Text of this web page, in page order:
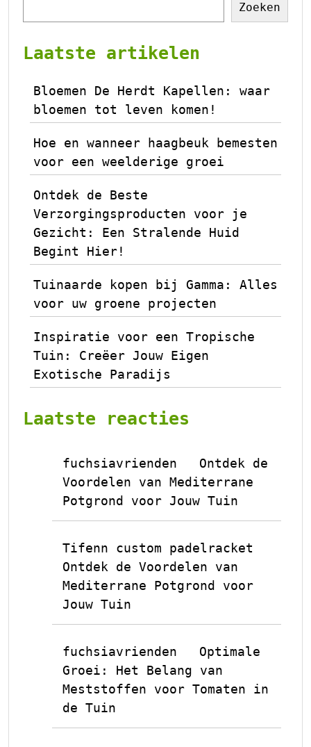
Zoeken
Laatste artikelen
Bloemen De Herdt Kapellen: waar
bloemen tot leven komen!
Hoe en wanneer haagbeuk bemesten
voor een weelderige groei
Ontdek de Beste
Verzorgingsproducten voor je
Gezicht: Een Stralende Huid
Begint Hier!
Tuinaarde kopen bij Gamma: Alles
voor uw groene projecten
Inspiratie voor een Tropische
Tuin: Creëer Jouw Eigen
Exotische Paradijs
Laatste reacties
fuchsiavrienden
Ontdek de
Voordelen van Mediterrane
Potgrond voor Jouw Tuin
Tifenn custom padelracket
Ontdek de Voordelen van
Mediterrane Potgrond voor
Jouw Tuin
fuchsiavrienden
Optimale
Groei: Het Belang van
Meststoffen voor Tomaten in
de Tuin